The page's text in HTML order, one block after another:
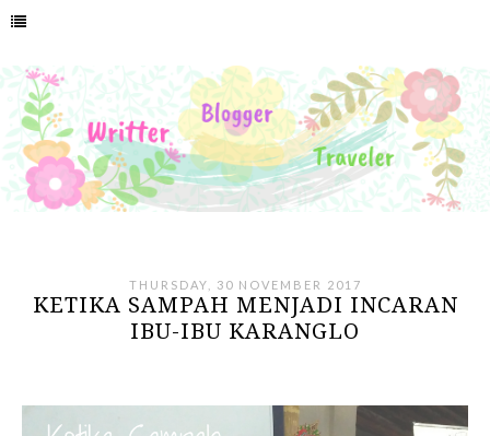
THURSDAY, 30 NOVEMBER 2017
KETIKA SAMPAH MENJADI INCARAN
IBU-IBU KARANGLO